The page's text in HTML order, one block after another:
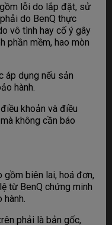
lỗi do lắp đặt, sử
do BenQ thực
vô tình hay cố ý gây
phần mềm, hao mòn
dụng nếu sản
hành.
khoản và điều
không cần báo
biên lai, hoá đơn,
từ BenQ chứng minh
phải là bản gốc,